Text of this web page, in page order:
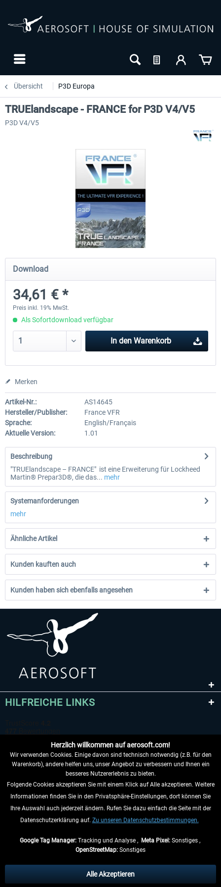
Übersicht P3D Europa
Hamburg-Finkenwerder
11,90 € *
Madeira X Evolution
TRUElandscape - FRANCE for P3D V4/V5
P3D V4/V5
Download
34,61 € *
Preis inkl. 19% MwSt.
Als Sofortdownload verfügbar
In den Warenkorb
Merken
Artikel-Nr.:
AS14645
Hersteller/Publisher:
France VFR
Sprache:
English/Français
Aktuelle Version:
1.01
Beschreibung
"TRUElandscape – FRANCE" ist eine Erweiterung für Lockheed
Martin® Prepar3D®, die das... mehr
Systemanforderungen
mehr
Ähnliche Artikel
Kunden kauften auch
Kunden haben sich ebenfalls angesehen
HILFREICHE LINKS
VERTRAG WIDERRUFEN
INFORMATIONEN
anders beschrieben.
** Gilt für Lieferungen innerhalb Deutschlands, Lieferzeiten für andere Länder
Herzlich willkommen auf aerosoft.com!
Wir verwenden Cookies. Einige davon sind technisch notwendig (z.B. für den
Warenkorb), andere helfen uns, unser Angebot zu verbessern und Ihnen ein
besseres Nutzererlebnis zu bieten.
Folgende Cookies akzeptieren Sie mit einem Klick auf Alle akzeptieren. Weitere
Informationen finden Sie in den Privatsphäre-Einstellungen, dort können Sie
Ihre Auswahl auch jederzeit ändern. Rufen Sie dazu einfach die Seite mit der
Datenschutzerklärung auf. Zu unseren Datenschutzbestimmungen.
Google Tag Manager:Tracking und Analyse , Meta Pixel:Sonstiges ,
OpenStreetMap: Sonstiges
Alle Akzeptieren